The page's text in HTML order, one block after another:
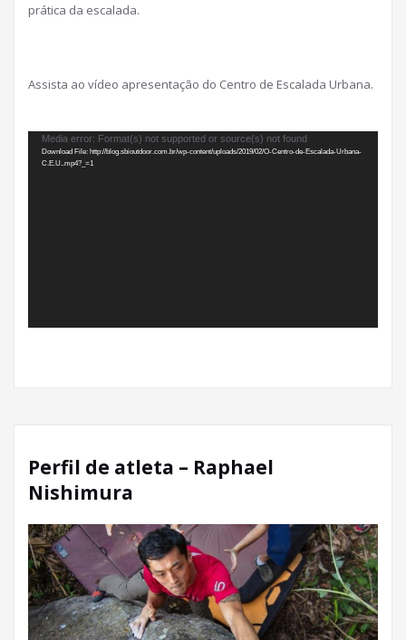
prática da escalada.
Assista ao vídeo apresentação do Centro de Escalada Urbana.
Tocador
Media error: Format(s) not supported or source(s) not found
Download File: http://blog.sbioutdoor.com.br/wp-content/uploads/2019/02/O-Centro-de-Escalada-Urbana-
C.E.U..mp4?_=1
Perfil de atleta – Raphael
Nishimura